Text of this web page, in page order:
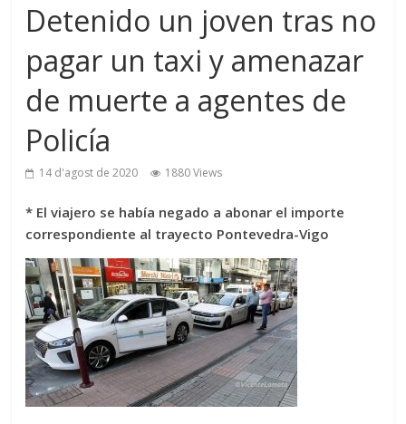
Detenido un joven tras no
pagar un taxi y amenazar
de muerte a agentes de
Policía
14 d'agost de 2020 1880 Views
* El viajero se había negado a abonar el importe
correspondiente al trayecto Pontevedra-Vigo